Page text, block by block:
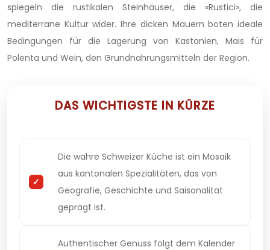
spiegeln die rustikalen Steinhäuser, die «Rustici», die
mediterrane Kultur wider. Ihre dicken Mauern boten ideale
Bedingungen für die Lagerung von Kastanien, Mais für
Polenta und Wein, den Grundnahrungsmitteln der Region.
DAS WICHTIGSTE IN KÜRZE
Die wahre Schweizer Küche ist ein Mosaik
aus kantonalen Spezialitäten, das von
Geografie, Geschichte und Saisonalität
geprägt ist.
Authentischer Genuss folgt dem Kalender